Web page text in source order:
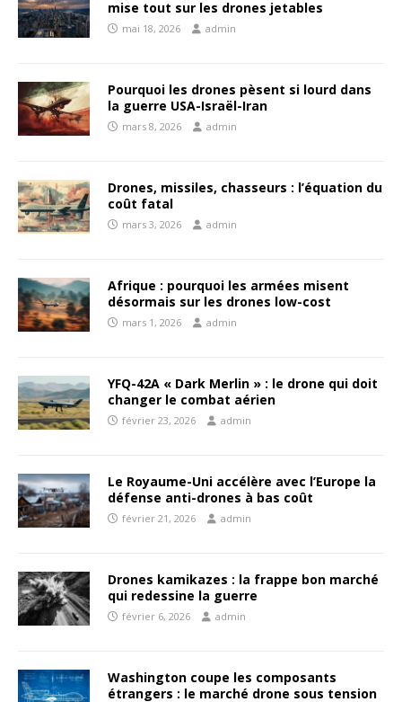
mise tout sur les drones jetables
mai 18, 2026 admin
Pourquoi les drones pèsent si lourd dans
la guerre USA-Israël-Iran
mars 8, 2026 admin
Drones, missiles, chasseurs : l’équation du
coût fatal
mars 3, 2026 admin
Afrique : pourquoi les armées misent
désormais sur les drones low-cost
mars 1, 2026 admin
YFQ-42A « Dark Merlin » : le drone qui doit
changer le combat aérien
février 23, 2026 admin
Le Royaume-Uni accélère avec l’Europe la
défense anti-drones à bas coût
février 21, 2026 admin
Drones kamikazes : la frappe bon marché
qui redessine la guerre
février 6, 2026 admin
Washington coupe les composants
étrangers : le marché drone sous tension